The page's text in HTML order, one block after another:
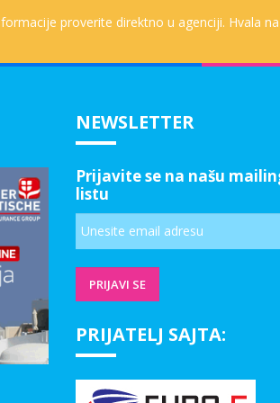
proverite direktno u agenciji. Hvala na
NEWSLETTER
Prijavite se na našu
listu
PRIJATELJ SAJTA: